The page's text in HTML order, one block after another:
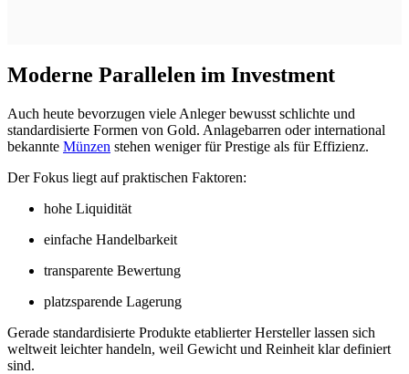
Moderne Parallelen im Investment
Auch heute bevorzugen viele Anleger bewusst schlichte und
standardisierte Formen von Gold. Anlagebarren oder international
bekannte Münzen stehen weniger für Prestige als für Effizienz.
Der Fokus liegt auf praktischen Faktoren:
hohe Liquidität
einfache Handelbarkeit
transparente Bewertung
platzsparende Lagerung
Gerade standardisierte Produkte etablierter Hersteller lassen sich
weltweit leichter handeln, weil Gewicht und Reinheit klar definiert
sind.